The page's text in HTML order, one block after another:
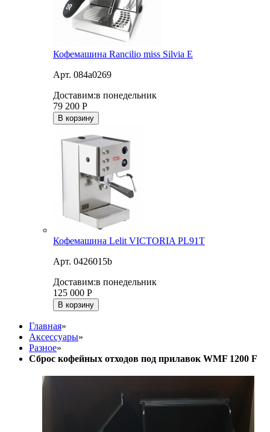
Кофемашина Rancilio miss Silvia E
Арт. 084a0269
Доставим:в понедельник
79 200 Р
В корзину
Кофемашина Lelit VICTORIA PL91T
Арт. 0426015b
Доставим:в понедельник
125 000 Р
В корзину
Главная»
Аксессуары»
Разное»
Сброс кофейных отходов под прилавок WMF 1200 F